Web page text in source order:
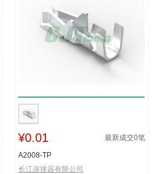
¥0.01 最新成交0笔
A2008-TP
长江连接器有限公司